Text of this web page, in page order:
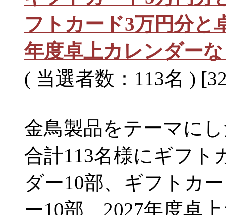
フトカード3万円分と
年度卓上カレンダー
( 当選者数：113名 )
金鳥製品をテーマに
合計113名様にギフト
ダー10部、ギフトカ
ー10部、2027年度卓